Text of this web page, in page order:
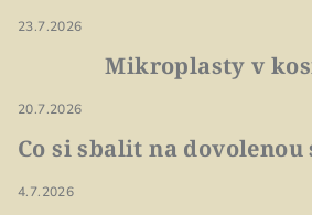
23.7.2026
Mikroplasty v
20.7.2026
Co si sbalit na
4.7.2026